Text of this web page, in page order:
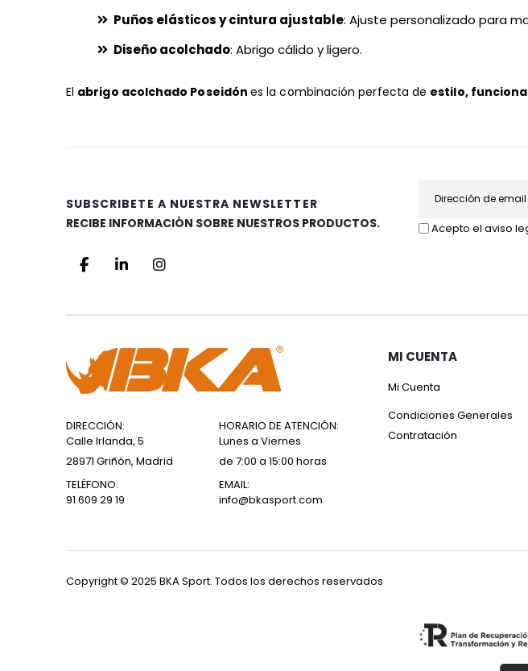
Puños elásticos y cintura ajustable: Ajuste personalizado para
Diseño acolchado: Abrigo cálido y ligero.
El abrigo acolchado Poseidónes la combinación perfecta de estilo,
SUBSCRIBETE A NUESTRA NEWSLETTER
RECIBE INFORMACIÓN SOBRE NUESTROS PRODUCTOS.
Acepto el aviso
DIRECCIÓN:
Calle Irlanda, 5
28971 Griñón, Madrid
HORARIO DE ATENCIÓN:
Lunes a Viernes
de 7:00 a 15:00 horas
TELÉFONO:
91 609 29 19
EMAIL:
info@bkasport.com
MI CUENTA
Mi Cuenta
Condiciones Generales
Contratación
Copyright © 2025 BKA Sport. Todos los derechos reservados